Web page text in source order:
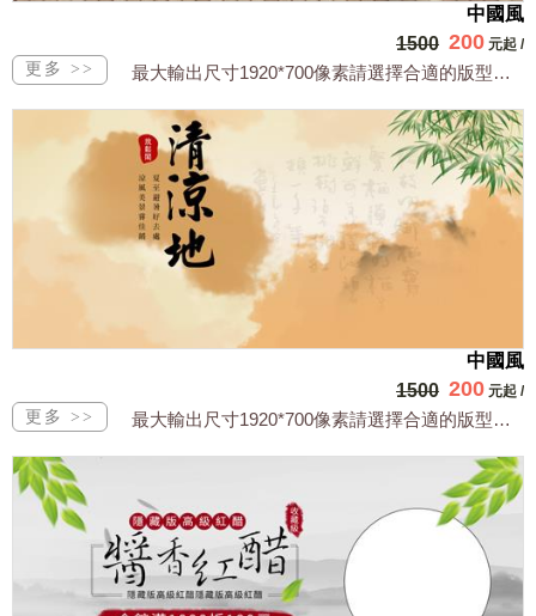
中國風
1500 200 元起 /
最大輸出尺寸1920*700像素請選擇合適的版型，文字或相關商品圖須由買方提供文...
中國風
1500 200 元起 /
最大輸出尺寸1920*700像素請選擇合適的版型，文字或相關商品圖須由買方提供文...